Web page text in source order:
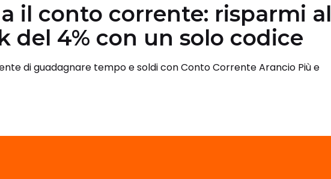
il conto corrente: risparmi al
del 4% con un solo codice
di guadagnare tempo e soldi con Conto Corrente Arancio Più e